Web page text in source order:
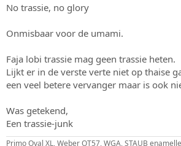
No trassie, no glory
Onmisbaar voor de umami.
Faja lobi trassie mag geen trassie heten.
Lijkt er in de verste verte niet op thaise
een veel betere vervanger maar is ook
Was getekend,
Een trassie-junk
Primo Oval XL, Weber OT57, WGA, STAUB